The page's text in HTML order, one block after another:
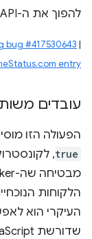
להפוך את ה-API הזה ללא זמין.
bug #417530643 |
entry
עובדים
הפעולה הזו
true
,
הלקוחות
העיקרי הוא